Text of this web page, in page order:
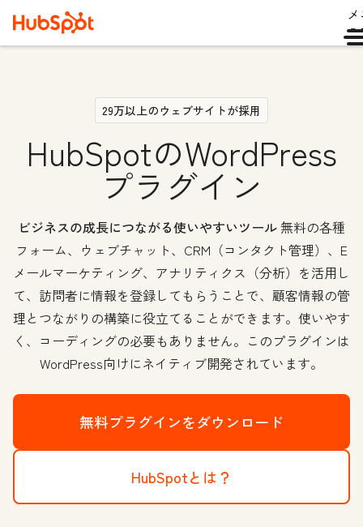
29万以上のウェブサイトが採用
HubSpotのWordPress
プラグイン
ビジネスの成長につながる使いやすいツール無料の各種
フォーム、ウェブチャット、CRM（コンタクト管理）、E
メールマーケティング、アナリティクス（分析）を活用し
て、訪問者に情報を登録してもらうことで、顧客情報の管
理とつながりの構築に役立てることができます。使いやす
く、コーディングの必要もありません。このプラグインは
WordPress向けにネイティブ開発されています。
無料プラグインをダウンロード
HubSpotとは？